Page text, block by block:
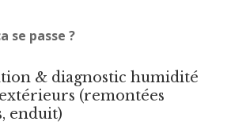
se passe ?
& diagnostic humidité
(remontées
enduit)